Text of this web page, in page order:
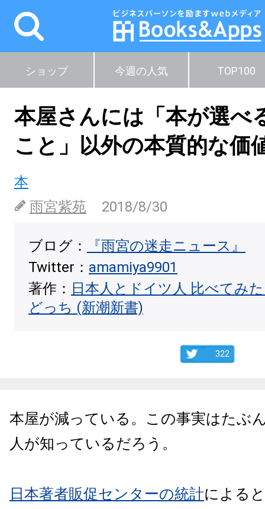
ショップ 今週の人気 TOP100
本屋さんには「本が選べ
こと」以外の本質的な価
本
雨宮紫苑
2018/8/30
ブログ：
『雨宮の迷走ニュース』
Twitter： amamiya9901
著作： 日本人とドイツ人 比べてみ
どっち (新潮新書)
322
本屋が減っている。
この事実はたぶ
人が知っているだろう。
日本著者販促センターの統計による